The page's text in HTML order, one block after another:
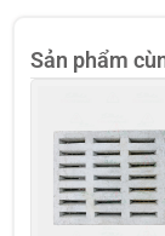
Sản phẩm